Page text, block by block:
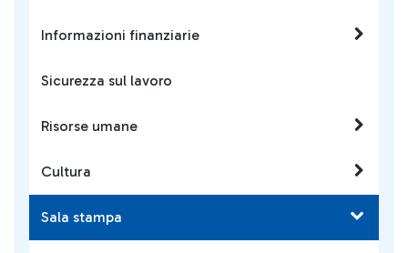
Informazioni finanziarie
Sicurezza sul lavoro
Risorse umane
Cultura
Sala stampa